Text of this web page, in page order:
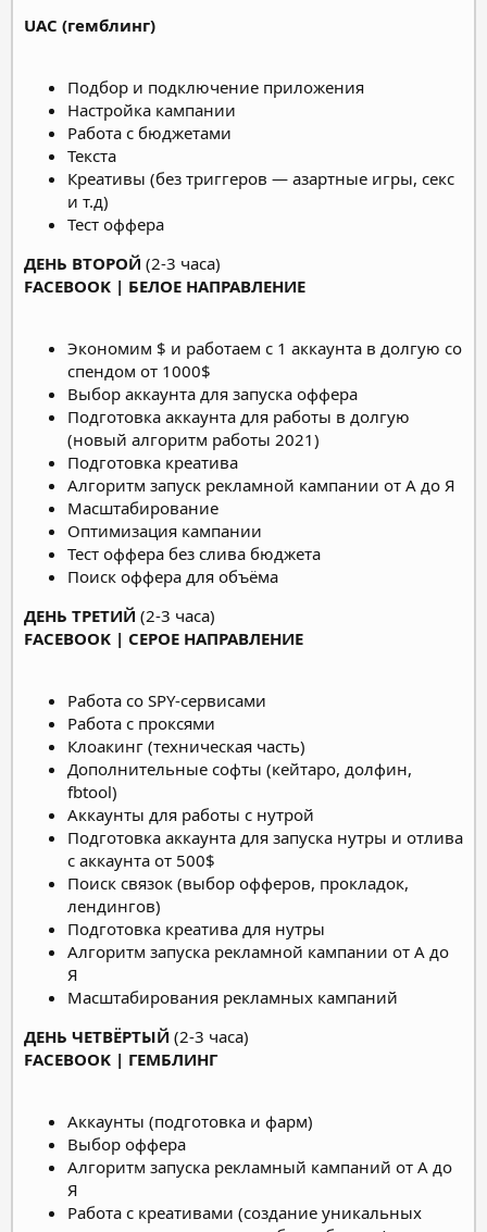
UAC (гемблинг)
Подбор и подключение приложения
Настройка кампании
Работа с бюджетами
Текста
Креативы (без триггеров — азартные игры, секс
и т.д)
Тест оффера
ДЕНЬ ВТОРОЙ (2-3 часа)
FACEBOOK | БЕЛОЕ НАПРАВЛЕНИЕ
Экономим $ и работаем с 1 аккаунта в долгую со
спендом от 1000$
Выбор аккаунта для запуска оффера
Подготовка аккаунта для работы в долгую
(новый алгоритм работы 2021)
Подготовка креатива
Алгоритм запуск рекламной кампании от А до Я
Масштабирование
Оптимизация кампании
Тест оффера без слива бюджета
Поиск оффера для объёма
ДЕНЬ ТРЕТИЙ (2-3 часа)
FACEBOOK | СЕРОЕ НАПРАВЛЕНИЕ
Работа со SPY-сервисами
Работа с проксями
Клоакинг (техническая часть)
Дополнительные софты (кейтаро, долфин,
fbtool)
Аккаунты для работы с нутрой
Подготовка аккаунта для запуска нутры и отлива
с аккаунта от 500$
Поиск связок (выбор офферов, прокладок,
лендингов)
Подготовка креатива для нутры
Алгоритм запуска рекламной кампании от А до
Я
Масштабирования рекламных кампаний
ДЕНЬ ЧЕТВЁРТЫЙ (2-3 часа)
FACEBOOK | ГЕМБЛИНГ
Аккаунты (подготовка и фарм)
Выбор оффера
Алгоритм запуска рекламный кампаний от А до
Я
Работа с креативами (создание уникальных